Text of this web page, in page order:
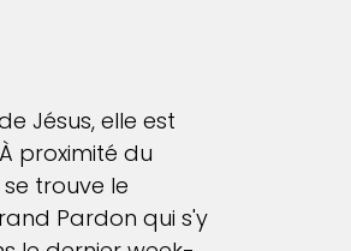
Jésus, elle est
proximité du
trouve le
Pardon qui s'y